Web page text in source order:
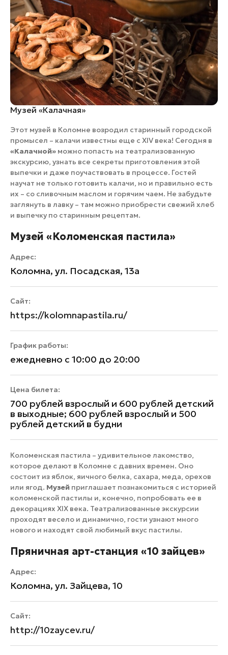
Музей «Калачная»
Этот музей в Коломне возродил старинный городской
промысел – калачи известны еще с XIV века! Сегодня в
«Калачной» можно попасть на театрализованную
экскурсию, узнать все секреты приготовления этой
выпечки и даже поучаствовать в процессе. Гостей
научат не только готовить калачи, но и правильно есть
их – со сливочным маслом и горячим чаем. Не забудьте
заглянуть в лавку – там можно приобрести свежий хлеб
и выпечку по старинным рецептам.
Музей «Коломенская пастила»
Адрес:
Коломна, ул. Посадская, 13а
Сайт:
https://kolomnapastila.ru/
График работы:
ежедневно с 10:00 до 20:00
Цена билета:
700 рублей взрослый и 600 рублей детский
в выходные; 600 рублей взрослый и 500
рублей детский в будни
Коломенская пастила – удивительное лакомство,
которое делают в Коломне с давних времен. Оно
состоит из яблок, яичного белка, сахара, меда, орехов
или ягод. Музей приглашает познакомиться с историей
коломенской пастилы и, конечно, попробовать ее в
декорациях XIX века. Театрализованные экскурсии
проходят весело и динамично, гости узнают много
нового и находят свой любимый вкус пастилы.
Пряничная арт-станция «10 зайцев»
Адрес:
Коломна, ул. Зайцева, 10
Сайт:
http://10zaycev.ru/